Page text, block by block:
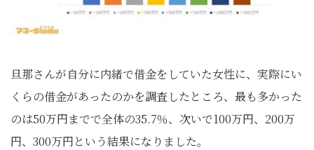
旦那さんが自分に内緒で借金をしていた女性に、実際にい
くらの借金があったのかを調査したところ、最も多かった
のは50万円までで全体の35.7％、次いで100万円、200万
円、300万円という結果になりました。